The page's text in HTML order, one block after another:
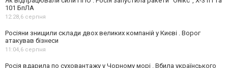
101 БпЛА
12:28,6 серпня
Росіяни знищили склади двох великих компаній у Києві . Ворог
атакував бізнеси
11:04,6 серпня
Росія вдарила по суховантажу у Чорному морі . Вбила українського